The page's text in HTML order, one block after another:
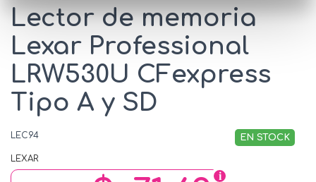
Lector de memoria
Lexar Professional
LRW530U CFexpress
Tipo A y SD
LEC94 EN STOCK
LEXAR